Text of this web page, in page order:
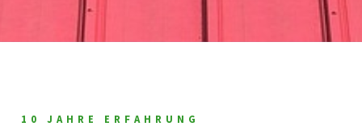
10 JAHRE ERFAHRUNG